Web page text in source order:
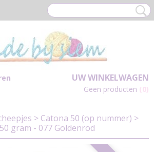
UW WINKELWAGEN
Geen producten (0)
> Catona 50 (op nummer) >
gram - 077 Goldenrod